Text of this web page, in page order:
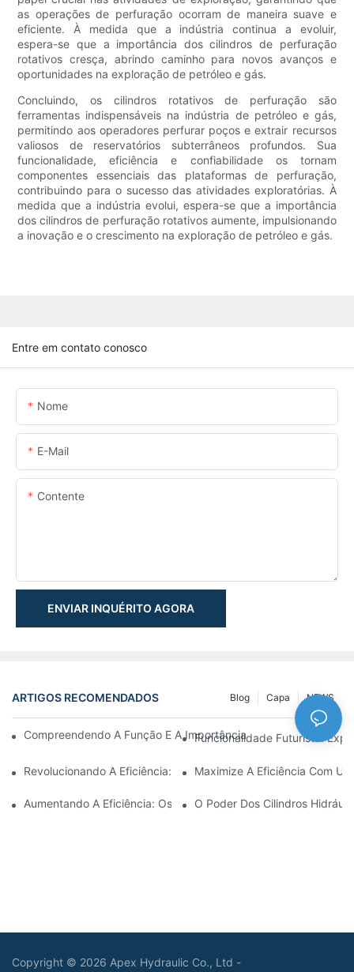
as operações de perfuração ocorram de maneira suave e
eficiente. À medida que a indústria continua a evoluir,
espera-se que a importância dos cilindros de perfuração
rotativos cresça, abrindo caminho para novos avanços e
oportunidades na exploração de petróleo e gás.
Concluindo, os cilindros rotativos de perfuração são
ferramentas indispensáveis ​​na indústria de petróleo e gás,
permitindo aos operadores perfurar poços e extrair recursos
valiosos de reservatórios subterrâneos profundos. Sua
funcionalidade, eficiência e confiabilidade os tornam
componentes essenciais das plataformas de perfuração,
contribuindo para o sucesso das atividades exploratórias. À
medida que a indústria evolui, espera-se que a importância
dos cilindros de perfuração rotativos aumente, impulsionando
a inovação e o crescimento na exploração de petróleo e gás.
Entre em contato conosco
Nome
E-Mail
Contente
ENVIAR INQUÉRITO AGORA
ARTIGOS RECOMENDADOS NEWS
Capa
Blog
Compreendendo A Função E A Importância Dos Cilindros
Funcionalidade Futurista:
Revolucionando A Eficiência: O Cilindro Telescópico Elétrico
Maximize A Eficiência Com
Aumentando A Eficiência: Os Benefícios De Um Cilindro
O Poder Dos Cilindros
Copyright © 2026 Apex Hydraulic Co., Ltd -